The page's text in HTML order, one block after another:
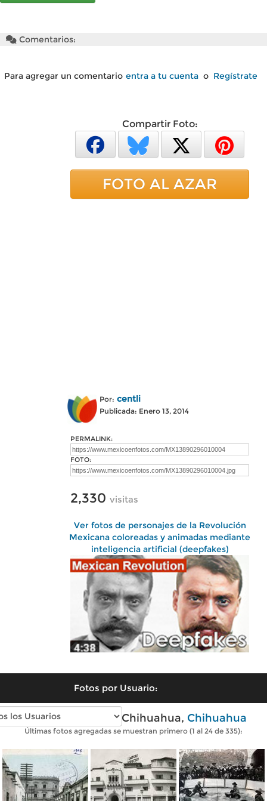
Comentarios:
Para agregar un comentario entra a tu cuenta o Regístrate
Compartir Foto:
FOTO AL AZAR
Por: centli
Publicada: Enero 13, 2014
PERMALINK:
FOTO:
2,330 visitas
Ver fotos de personajes de la Revolución
Mexicana coloreadas y animadas mediante
inteligencia artificial (deepfakes)
Fotos por Usuario:
Fotos antiguas de Chihuahua, Chihuahua
Últimas fotos agregadas se muestran primero (1 al 24 de 335):